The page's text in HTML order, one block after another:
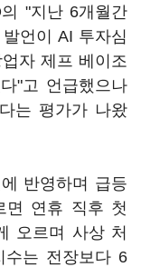
"지난 6개월간
언이 AI 투자심
자 제프 베이조
"고 언급했으나
는 평가가 나왔
반영하며 급등
면 연휴 직후 첫
오르며 사상 처
수는 전장보다 6